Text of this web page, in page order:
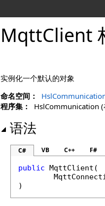
MqttClient
实例化一个默认的对象
命名空间：
程序集：
HslCommunication
语法
C# VB C++ F#
public MqttClient (
)